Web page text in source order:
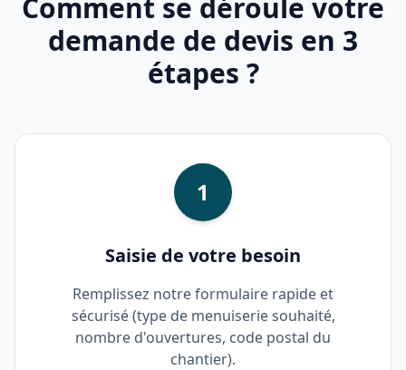
demande de devis en 3
étapes ?
1
Saisie de votre besoin
Remplissez notre formulaire rapide et
sécurisé (type de menuiserie souhaité,
nombre d'ouvertures, code postal du
chantier).